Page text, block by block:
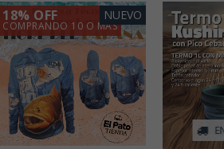
18% OFF
COMPRANDO 10 O MÁS
NUEVO